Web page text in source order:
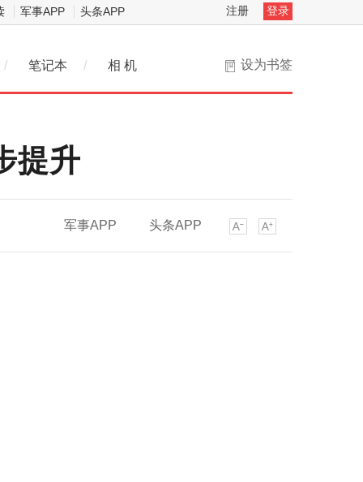
军事APP 头条APP 注册 登录
设为书签
/ 笔记本 / 相 机
提升
军事APP 头条APP